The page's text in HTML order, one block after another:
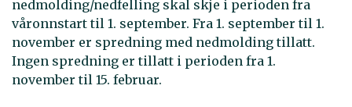
nedmolding/nedfelling skal skje i perioden fra
våronnstart til 1. september. Fra 1. september til 1.
november er spredning med nedmolding tillatt.
Ingen spredning er tillatt i perioden fra 1.
november til 15. februar.